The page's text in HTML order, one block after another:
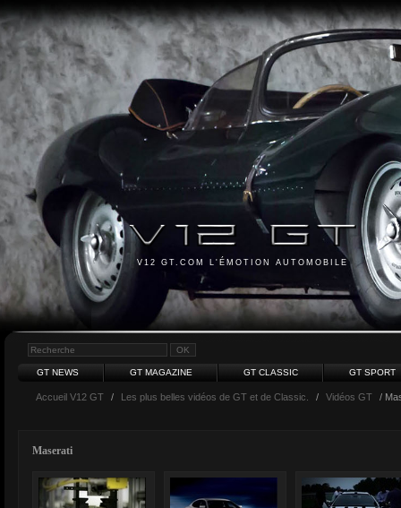
V12 GT.COM L'ÉMOTION AUTOMOBILE
GT NEWS GT MAGAZINE GT CLASSIC GT SPORT
Accueil V12 GT / Les plus belles vidéos de GT et de Classic. / Vidéos GT /
Maserati